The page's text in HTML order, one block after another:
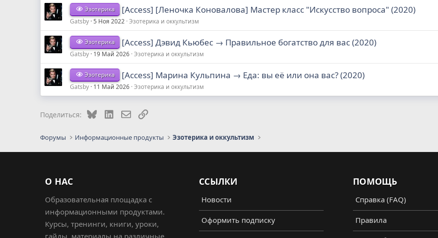
Эзотерика [Access] [Леночка Коновалова] Мастер класс "Искусство вопроса" (2020)
Gatsby 5 Ноя 2022 Эзотерика и оккультизм
Эзотерика [Access] Дэвид Кьюбес → Правильное богатство для вас (2020)
Gatsby 19 Май 2026 Эзотерика и оккультизм
Эзотерика [Access] Марина Кульпина → Еда: вы её или она вас? (2020)
Gatsby 11 Май 2026 Эзотерика и оккультизм
Поделиться: BlueskyLinkedInЭлектронная почта
Ссылка
Форумы Информационные продукты Эзотерика и оккультизм
О НАС
Образовательная площадка с
информационными продуктами.
Курсы, тренинги, книги, уроки,
гайды, материалы на различные
ССЫЛКИ
Новости
Оформить подписку
ПОМОЩЬ
Справка (FAQ)
Правила